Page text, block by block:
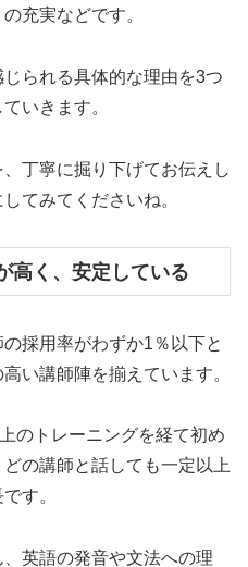
充実などです。
られる具体的な理由を3つ
いきます。
丁寧に掘り下げてお伝えし
てみてくださいね。
高く、安定している
採用率がわずか1％以下と
い講師陣を揃えています。
のトレーニングを経て初め
の講師と話しても一定以上
す。
英語の発音や文法への理